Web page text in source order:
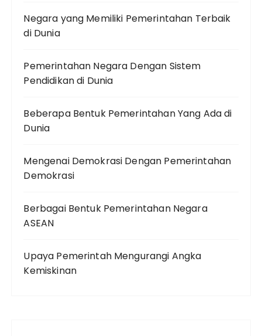
Negara yang Memiliki Pemerintahan Terbaik
di Dunia
Pemerintahan Negara Dengan Sistem
Pendidikan di Dunia
Beberapa Bentuk Pemerintahan Yang Ada di
Dunia
Mengenai Demokrasi Dengan Pemerintahan
Demokrasi
Berbagai Bentuk Pemerintahan Negara
ASEAN
Upaya Pemerintah Mengurangi Angka
Kemiskinan